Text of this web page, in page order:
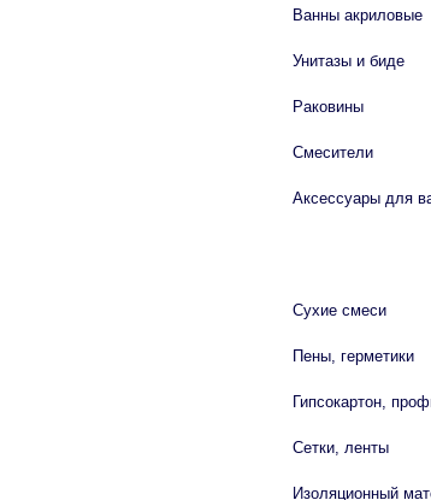
Ванны акриловые
Унитазы и биде
Раковины
Смесители
Аксессуары для
Сухие смеси
Пены, герметики
Гипсокартон,
Сетки, ленты
Изоляционный